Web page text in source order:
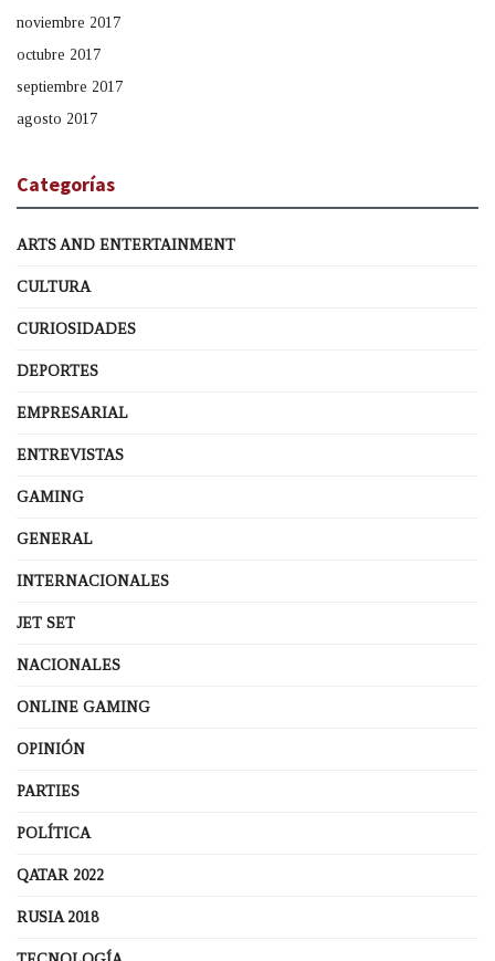
noviembre 2017
octubre 2017
septiembre 2017
agosto 2017
Categorías
ARTS AND ENTERTAINMENT
CULTURA
CURIOSIDADES
DEPORTES
EMPRESARIAL
ENTREVISTAS
GAMING
GENERAL
INTERNACIONALES
JET SET
NACIONALES
ONLINE GAMING
OPINIÓN
PARTIES
POLÍTICA
QATAR 2022
RUSIA 2018